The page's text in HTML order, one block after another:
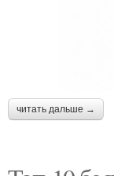
читать дальше →